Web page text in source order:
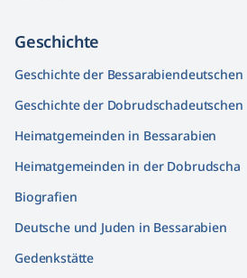
Geschichte
Geschichte der Bessarabiendeutschen
Geschichte der Dobrudschadeutschen
Heimatgemeinden in Bessarabien
Heimatgemeinden in der Dobrudscha
Biografien
Deutsche und Juden in Bessarabien
Gedenkstätte